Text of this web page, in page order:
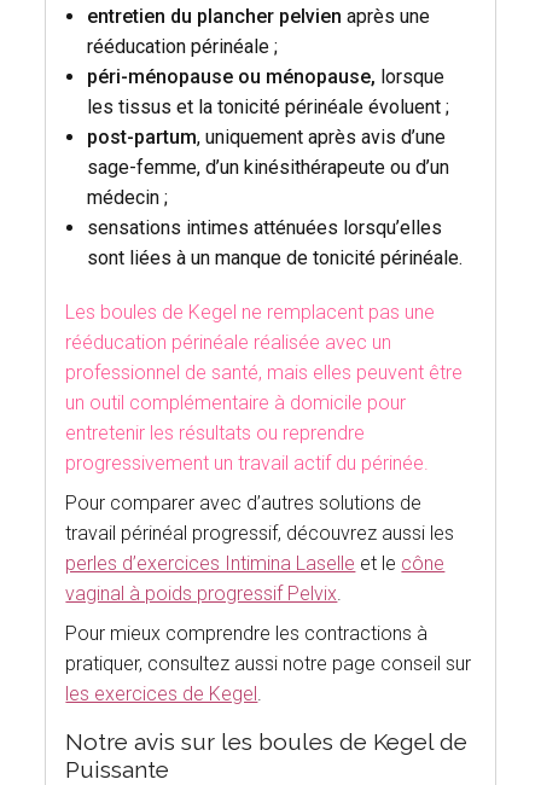
entretien du plancher pelvien après une
rééducation périnéale ;
péri-ménopause ou ménopause, lorsque
les tissus et la tonicité périnéale évoluent ;
post-partum, uniquement après avis d’une
sage-femme, d’un kinésithérapeute ou d’un
médecin ;
sensations intimes atténuées lorsqu’elles
sont liées à un manque de tonicité périnéale.
Les boules de Kegel ne remplacent pas une
rééducation périnéale réalisée avec un
professionnel de santé, mais elles peuvent être
un outil complémentaire à domicile pour
entretenir les résultats ou reprendre
progressivement un travail actif du périnée.
Pour comparer avec d’autres solutions de
travail périnéal progressif, découvrez aussi les
perles d’exercices Intimina Laselle et le cône
vaginal à poids progressif Pelvix.
Pour mieux comprendre les contractions à
pratiquer, consultez aussi notre page conseil sur
les exercices de Kegel .
Notre avis sur les boules de Kegel de
Puissante